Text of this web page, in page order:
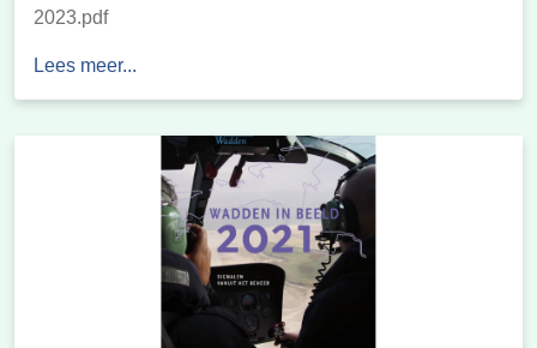
2023.pdf
Lees meer...